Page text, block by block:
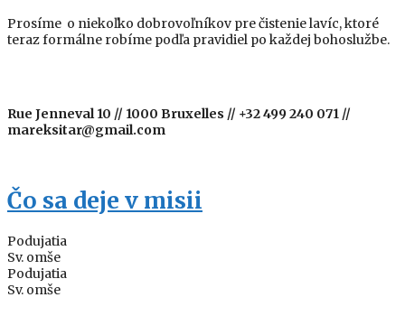
Prosíme o niekoľko dobrovoľníkov pre čistenie lavíc, ktoré
teraz formálne robíme podľa pravidiel po každej bohoslužbe.
Rue Jenneval 10 // 1000 Bruxelles // +32 499 240 071 //
mareksitar@gmail.com
Čo sa deje v misii
Podujatia
Sv. omše
Podujatia
Sv. omše